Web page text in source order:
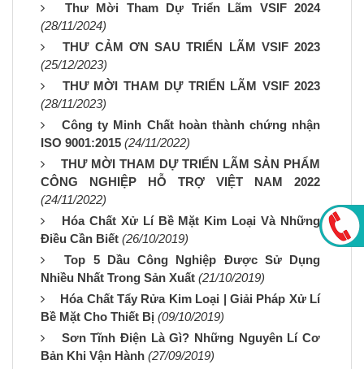
Thư Mời Tham Dự Triển Lãm VSIF 2024
(28/11/2024)
THƯ CẢM ƠN SAU TRIỂN LÃM VSIF 2023
(25/12/2023)
THƯ MỜI THAM DỰ TRIỂN LÃM VSIF 2023
(28/11/2023)
Công ty Minh Chất hoàn thành chứng nhận
ISO 9001:2015 (24/11/2022)
THƯ MỜI THAM DỰ TRIỂN LÃM SẢN PHẨM
CÔNG NGHIỆP HỖ TRỢ VIỆT NAM 2022
(24/11/2022)
Hóa Chất Xử Lí Bề Mặt Kim Loại Và Những
Điều Cần Biết (26/10/2019)
Top 5 Dầu Công Nghiệp Được Sử Dụng
Nhiều Nhất Trong Sản Xuất (21/10/2019)
Hóa Chất Tẩy Rửa Kim Loại | Giải Pháp Xử Lí
Bề Mặt Cho Thiết Bị (09/10/2019)
Sơn Tĩnh Điện Là Gì? Những Nguyên Lí Cơ
Bản Khi Vận Hành (27/09/2019)